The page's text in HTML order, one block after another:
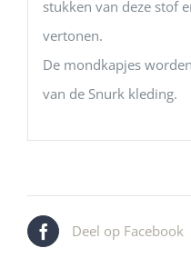
stukken van deze stof
vertonen.
De mondkapjes
van de Snurk kleding.
Deel op Facebook